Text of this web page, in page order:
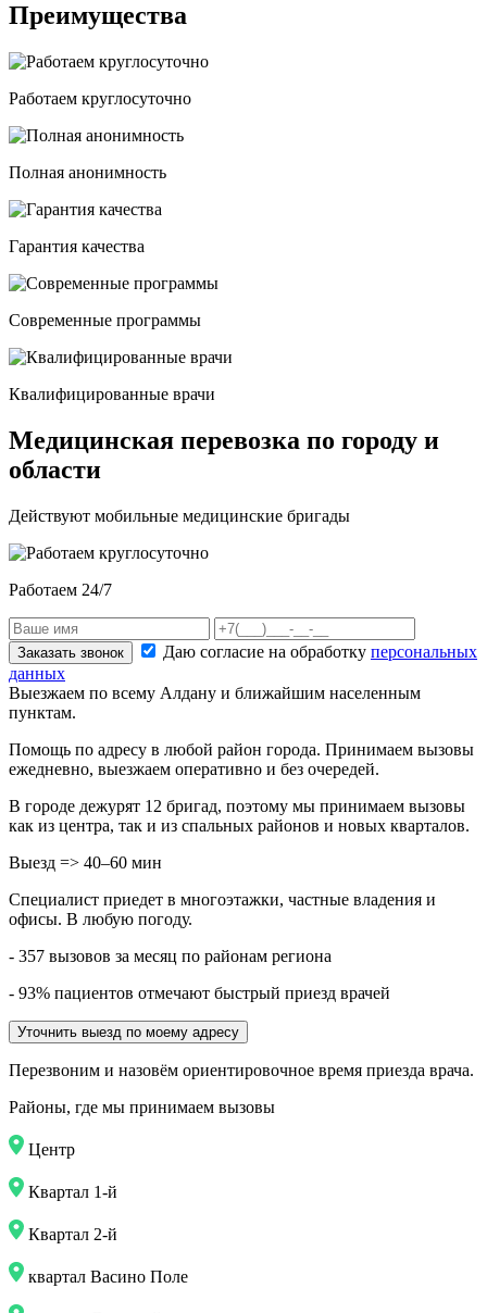
Преимущества
Работаем круглосуточно
Полная анонимность
Гарантия качества
Современные программы
Квалифицированные врачи
Медицинская перевозка по городу и
области
Действуют мобильные медицинские бригады
Работаем 24/7
Заказать звонок Даю согласие на обработку персональных
данных
Выезжаем по всему Алдану и ближайшим населенным
пунктам.
Помощь по адресу в любой район города. Принимаем вызовы
ежедневно, выезжаем оперативно и без очередей.
В городе дежурят 12 бригад, поэтому мы принимаем вызовы
как из центра, так и из спальных районов и новых кварталов.
Выезд => 40–60 мин
Специалист приедет в многоэтажки, частные владения и
офисы. В любую погоду.
- 357 вызовов за месяц по районам региона
- 93% пациентов отмечают быстрый приезд врачей
Уточнить выезд по моему адресу
Перезвоним и назовём ориентировочное время приезда врача.
Районы, где мы принимаем вызовы
Центр
Квартал 1-й
Квартал 2-й
квартал Васино Поле